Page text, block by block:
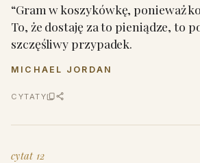
“Gram w koszykówkę, ponieważ
To, że dostaję za to pieniądze, to
szczęśliwy przypadek.
MICHAEL JORDAN
CYTATY
cytat 12